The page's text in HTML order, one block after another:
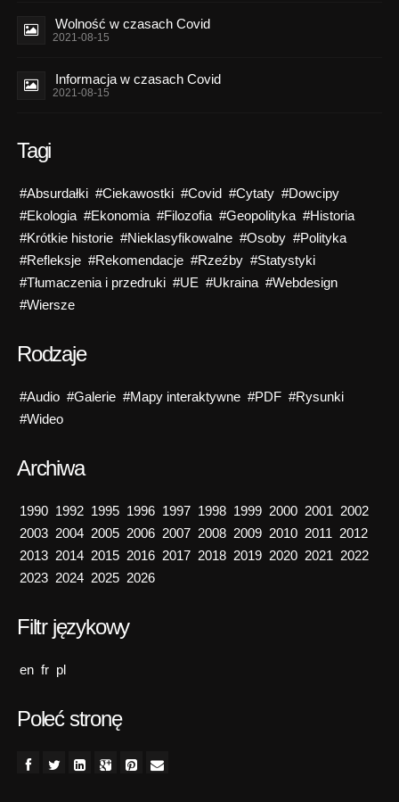
Wolność w czasach Covid
2021-08-15
Informacja w czasach Covid
2021-08-15
Tagi
#Absurdałki #Ciekawostki #Covid #Cytaty #Dowcipy
#Ekologia #Ekonomia #Filozofia #Geopolityka #Historia
#Krótkie historie #Nieklasyfikowalne #Osoby #Polityka
#Refleksje #Rekomendacje #Rzeźby #Statystyki
#Tłumaczenia i przedruki #UE #Ukraina #Webdesign
#Wiersze
Rodzaje
#Audio #Galerie #Mapy interaktywne #PDF #Rysunki
#Wideo
Archiwa
1990 1992 1995 1996 1997 1998 1999 2000 2001 2002
2003 2004 2005 2006 2007 2008 2009 2010 2011 2012
2013 2014 2015 2016 2017 2018 2019 2020 2021 2022
2023 2024 2025 2026
Filtr językowy
en fr pl
Poleć stronę